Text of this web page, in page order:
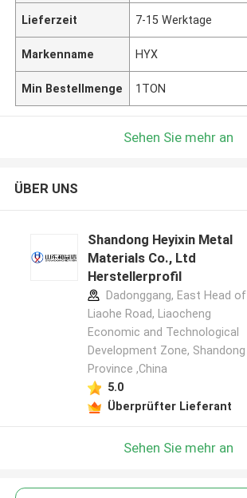
Lieferzeit 7-15 Werktage
Markenname HYX
Min Bestellmenge 1TON
Sehen Sie mehr an
ÜBER UNS
Shandong Heyixin Metal
Materials Co., Ltd
Herstellerprofil
Dadonggang, East Head of
Liaohe Road, Liaocheng
Economic and Technological
Development Zone, Shandong
Province ,China
5.0
Überprüfter Lieferant
Sehen Sie mehr an